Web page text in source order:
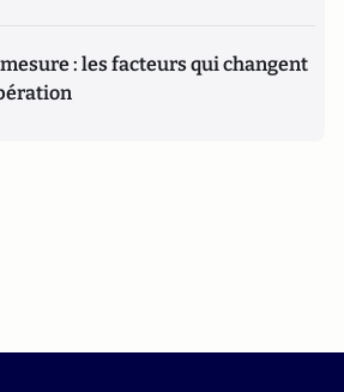
: les facteurs qui changent